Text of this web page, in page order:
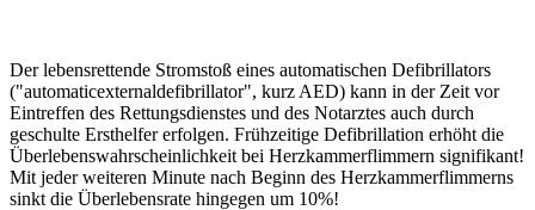
Der lebensrettende Stromstoß eines automatischen Defibrillators
("automaticexternaldefibrillator", kurz AED) kann in der Zeit vor
Eintreffen des Rettungsdienstes und des Notarztes auch durch
geschulte Ersthelfer erfolgen. Frühzeitige Defibrillation erhöht die
Überlebenswahrscheinlichkeit bei Herzkammerflimmern signifikant!
Mit jeder weiteren Minute nach Beginn des Herzkammerflimmerns
sinkt die Überlebensrate hingegen um 10%!